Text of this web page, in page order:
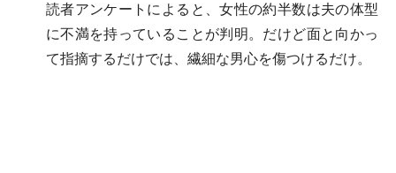
読者アンケートによると、女性の約半数は夫の体型
に不満を持っていることが判明。だけど面と向かっ
て指摘するだけでは、繊細な男心を傷つけるだけ。